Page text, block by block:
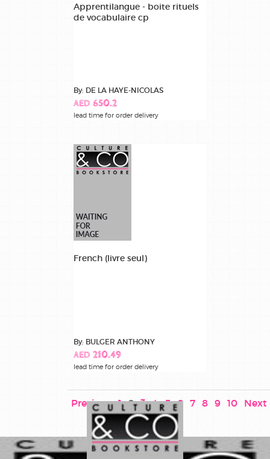
Apprentilangue - boite rituels
de vocabulaire cp
By: DE LA HAYE-NICOLAS
AED 650.2
lead time for order delivery
French (livre seul)
By: BULGER ANTHONY
AED 210.49
lead time for order delivery
Previous 1 2 3 4 5 6 7 8 9 10 Next